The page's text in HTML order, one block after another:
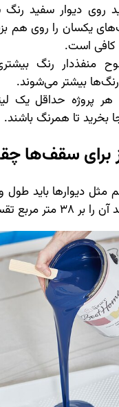
روی دیوار سفید رنگ
یکسان را روی هم
کافی است.
منفذدار رنگ
رنگ‌ها بیشتر می‌شوند.
هر پروژه حداقل یک
بخرید تا همرنگ باشند.
برای سقف‌ها
مثل دیوارها باید
تقسیم کنید.